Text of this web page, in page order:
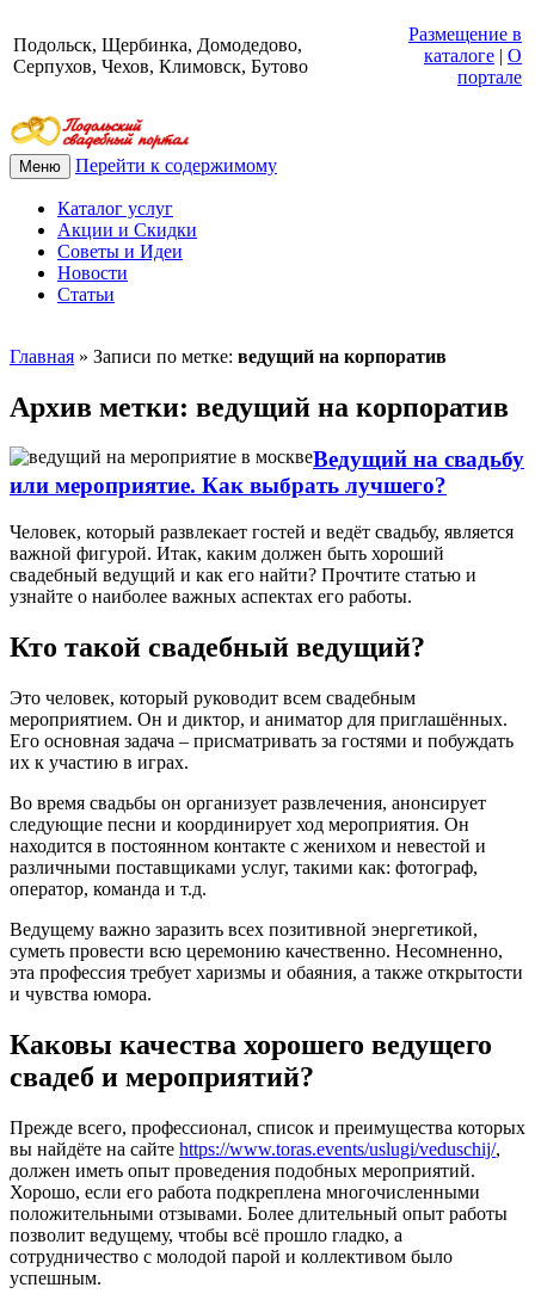
Подольск, Щербинка, Домодедово,
Серпухов, Чехов, Климовск, Бутово
Размещение в
каталоге | О
портале
Меню Перейти к содержимому
Каталог услуг
Акции и Скидки
Советы и Идеи
Новости
Статьи
Главная » Записи по метке: ведущий на корпоратив
Архив метки: ведущий на корпоратив
Ведущий на свадьбу
или мероприятие. Как выбрать лучшего?
Человек, который развлекает гостей и ведёт свадьбу, является
важной фигурой. Итак, каким должен быть хороший
свадебный ведущий и как его найти? Прочтите статью и
узнайте о наиболее важных аспектах его работы.
Кто такой свадебный ведущий?
Это человек, который руководит всем свадебным
мероприятием. Он и диктор, и аниматор для приглашённых.
Его основная задача – присматривать за гостями и побуждать
их к участию в играх.
Во время свадьбы он организует развлечения, анонсирует
следующие песни и координирует ход мероприятия. Он
находится в постоянном контакте с женихом и невестой и
различными поставщиками услуг, такими как: фотограф,
оператор, команда и т.д.
Ведущему важно заразить всех позитивной энергетикой,
суметь провести всю церемонию качественно. Несомненно,
эта профессия требует харизмы и обаяния, а также открытости
и чувства юмора.
Каковы качества хорошего ведущего
свадеб и мероприятий?
Прежде всего, профессионал, список и преимущества которых
вы найдёте на сайте https://www.toras.events/uslugi/veduschij/,
должен иметь опыт проведения подобных мероприятий.
Хорошо, если его работа подкреплена многочисленными
положительными отзывами. Более длительный опыт работы
позволит ведущему, чтобы всё прошло гладко, а
сотрудничество с молодой парой и коллективом было
успешным.